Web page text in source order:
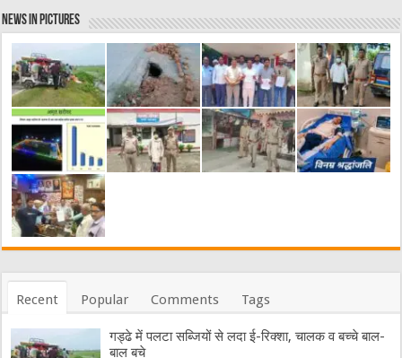
News in Pictures
Recent Popular Comments Tags
गड्ढे में पलटा सब्जियों से लदा ई-रिक्शा, चालक व बच्चे बाल-
बाल बचे